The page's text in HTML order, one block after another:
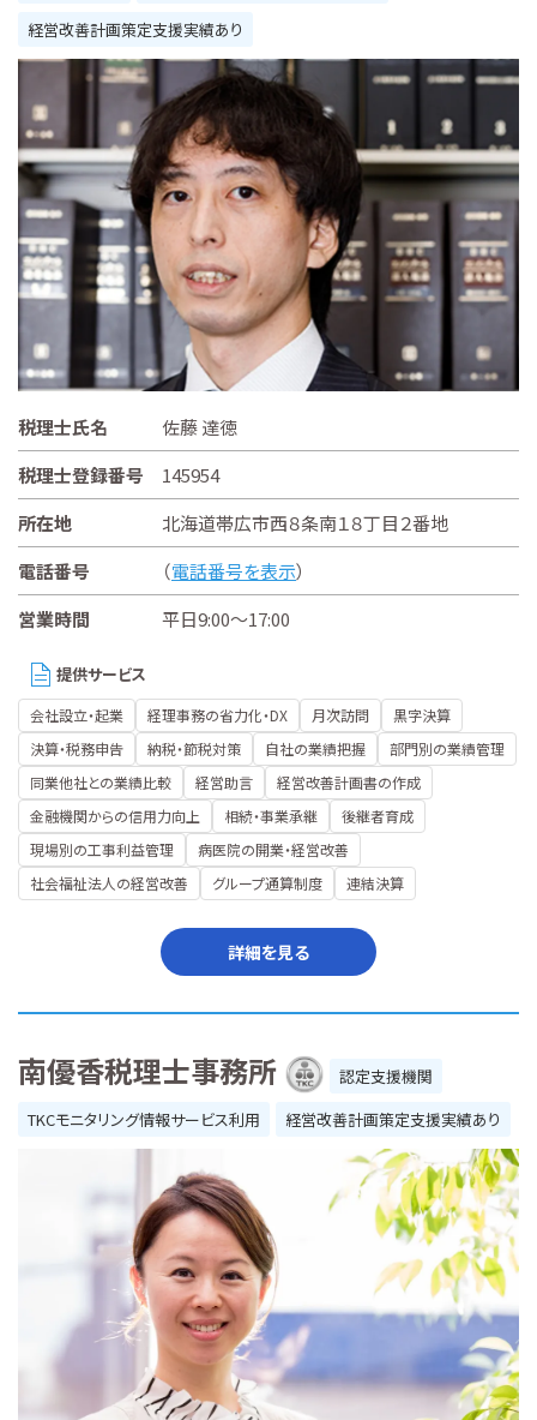
経営改善計画策定支援実績あり
税理士氏名
佐藤 達徳
税理士登録番号
145954
所在地
北海道帯広市西８条南１８丁目２番地
電話番号
（電話番号を表示）
営業時間
平日9:00～17:00
提供サービス
会社設立・起業 経理事務の省力化・DX 月次訪問
黒字決算
決算・税務申告
納税・節税対策 自社の業績把握
部門別の業績管理
同業他社との業績比較
経営助言
経営改善計画書の作成
金融機関からの信用力向上
相続・事業承継
後継者育成
現場別の工事利益管理
病医院の開業・経営改善
社会福祉法人の経営改善
グループ通算制度 連結決算
詳細を見る
南優香税理士事務所
認定支援機関
TKCモニタリング情報サービス利用
経営改善計画策定支援実績あり